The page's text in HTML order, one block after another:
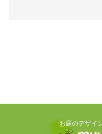
お庭のデザイ